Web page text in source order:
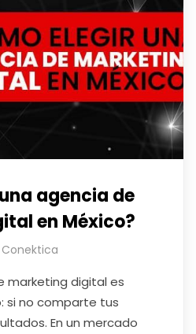
agencia de
en México?
Conektica
marketing digital es
si no comparte tus
En un mercado